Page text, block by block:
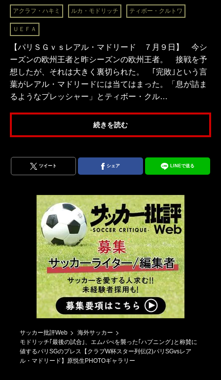
アクラフ・ハキミ ルカ・モドリッチ ティボー・クルトワ
ＵＥＦＡ
【パリＳＧｖｓレアル・マドリード ７月９日】 今シ
ーズンの欧州王者と昨シーズンの欧州王者。 接戦を予
想したが、それは大きく裏切られた。 ｢完敗｣という言
葉がレアル・マドリードには当てはまった。「息が詰ま
るようなプレッシャー」とティボー・クル…
続きを読む
ツイート シェア LINEで送る
サッカー批評Web
海外サッカー
モドリッチ｢最後の試合｣、エムバぺを襲った｢ハプニング｣と称賛に
値するパリSGのプレス【クラブW杯スター列伝(2)パリSGvsレア
ル・マドリード】原悦生PHOTOギャラリー